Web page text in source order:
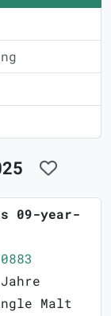
09-year-
Malt